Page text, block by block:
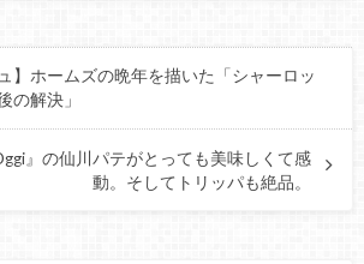
】ホームズの晩年を描いた「シャーロッ
の解決」
』の仙川パテがとっても美味しくて感
動。そしてトリッパも絶品。